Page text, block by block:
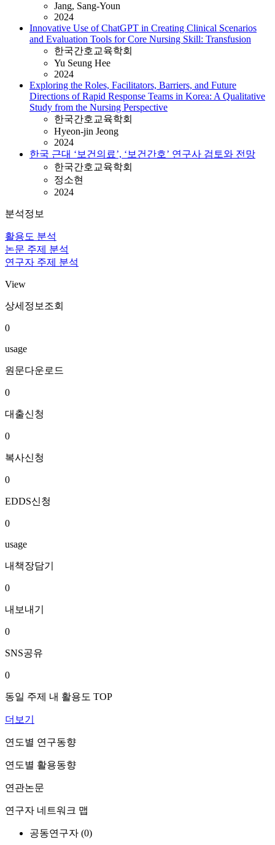
Jang, Sang-Youn
2024
Innovative Use of ChatGPT in Creating Clinical Scenarios
and Evaluation Tools for Core Nursing Skill: Transfusion
한국간호교육학회
Yu Seung Hee
2024
Exploring the Roles, Facilitators, Barriers, and Future
Directions of Rapid Response Teams in Korea: A Qualitative
Study from the Nursing Perspective
한국간호교육학회
Hyeon-jin Jeong
2024
한국 근대 ‘보건의료’, ‘보건간호’ 연구사 검토와 전망
한국간호교육학회
정소현
2024
분석정보
활용도 분석
논문 주제 분석
연구자 주제 분석
View
상세정보조회
0
usage
원문다운로드
0
대출신청
0
복사신청
0
EDDS신청
0
usage
내책장담기
0
내보내기
0
SNS공유
0
동일 주제 내 활용도 TOP
더보기
연도별 연구동향
연도별 활용동향
연관논문
연구자 네트워크 맵
공동연구자 (0)